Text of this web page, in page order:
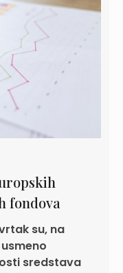
fondova
su, na
sredstava